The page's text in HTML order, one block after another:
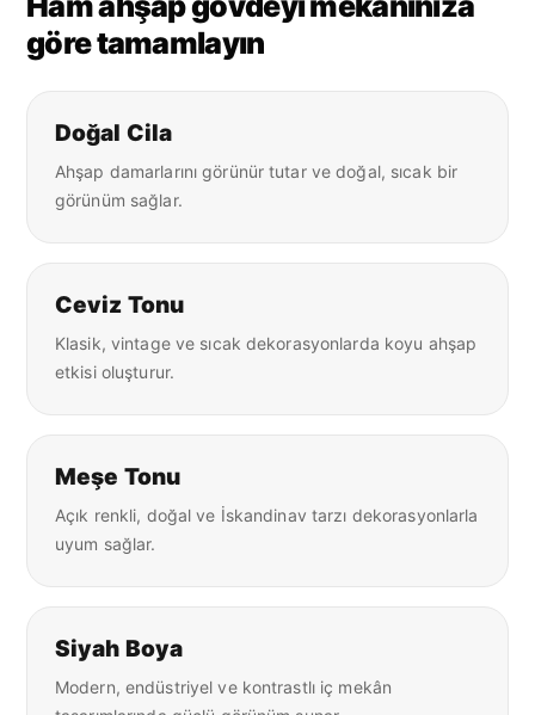
göre tamamlayın
Doğal Cila
Ahşap damarlarını görünür tutar ve doğal, sıcak bir
görünüm sağlar.
Ceviz Tonu
Klasik, vintage ve sıcak dekorasyonlarda koyu ahşap
etkisi oluşturur.
Meşe Tonu
Açık renkli, doğal ve İskandinav tarzı dekorasyonlarla
uyum sağlar.
Siyah Boya
Modern, endüstriyel ve kontrastlı iç mekân